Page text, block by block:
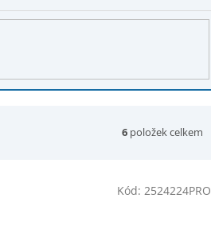
6 položek celkem
Kód: 2524224PRO